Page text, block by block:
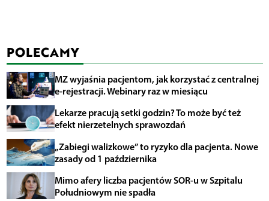
POLECAMY
MZ wyjaśnia pacjentom, jak korzystać z centralnej
e-rejestracji. Webinary raz w miesiącu
Lekarze pracują setki godzin? To może być też
efekt nierzetelnych sprawozdań
„Zabiegi walizkowe” to ryzyko dla pacjenta. Nowe
zasady od 1 października
Mimo afery liczba pacjentów SOR-u w Szpitalu
Południowym nie spadła